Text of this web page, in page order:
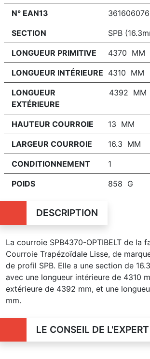
N° EAN13
SECTION SPB
LONGUEUR PRIMITIVE 4370 MM
LONGUEUR INTÉRIEURE 4310 MM
LONGUEUR
EXTÉRIEURE
4392 MM
HAUTEUR COURROIE 13 MM
LARGEUR COURROIE 16.3 MM
CONDITIONNEMENT 1
POIDS 858 G
DESCRIPTION
La courroie SPB4370-OPTIBELT de la
Courroie Trapézoïdale Lisse, de
de profil SPB. Elle a une section de
avec une longueur intérieure de 4310
extérieure de 4392 mm, et une
mm.
LE CONSEIL DE L'EXPERT